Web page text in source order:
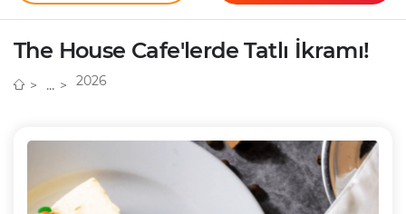
Kendim İçin
Şahıs Firmam İçin
Bireysel
Kurumsal
The House Cafe'lerde Tatlı İkramı!
2026